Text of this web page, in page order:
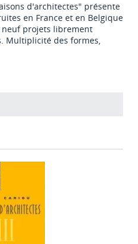
d'architectes" présente
en France et en Belgique
neuf projets librement
Multiplicité des formes,